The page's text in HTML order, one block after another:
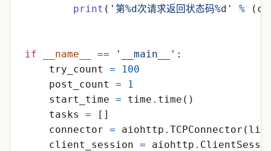
print ( ' 第%d次请求返回状态码%d ' % (
if __name__ == ' __main__ ' :
try_count
=
100
post_count
=
1
start_time = time . time ( )
tasks
= [ ]
connector = aiohttp . TCPConnector (
client_session = aiohttp .